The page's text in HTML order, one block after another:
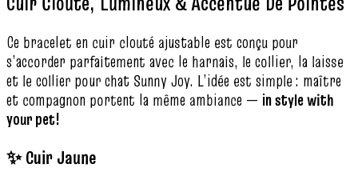
Ce bracelet en cuir clouté ajustable est conçu pour
s’accorder parfaitement avec le harnais, le collier, la laisse
et le collier pour chat Sunny Joy. L’idée est simple : maître
et compagnon portent la même ambiance — in style with
your pet!
✨ Cuir Jaune